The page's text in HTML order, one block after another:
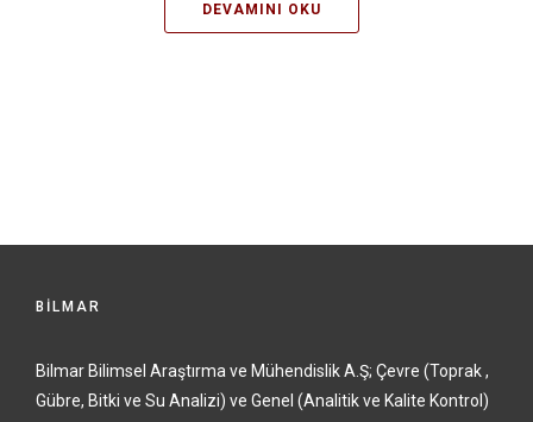
DEVAMINI OKU
BİLMAR
Bilmar Bilimsel Araştırma ve Mühendislik A.Ş; Çevre (Toprak ,
Gübre, Bitki ve Su Analizi) ve Genel (Analitik ve Kalite Kontrol)